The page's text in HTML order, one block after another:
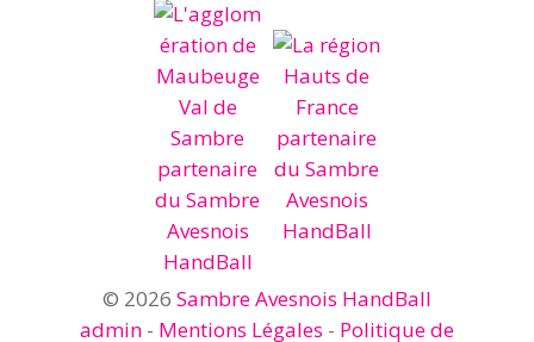
© 2026 Sambre Avesnois HandBall
admin - Mentions Légales - Politique de